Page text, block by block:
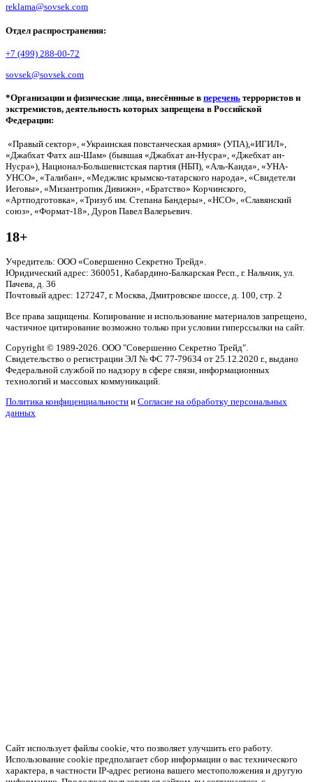
reklama@sovsek.com
Отдел распространения:
+7 (499) 288-00-72
sovsek@sovsek.com
*Организации и физические лица, внесённные в перечень террористов и
экстремистов, деятельность которых запрещена в Российской
Федерации:
«Правый сектор», «Украинская повстанческая армия» (УПА),«ИГИЛ»,
«Джабхат Фатх аш-Шам» (бывшая «Джабхат ан-Нусра», «Джебхат ан-
Нусра»), Национал-Большевистская партия (НБП), «Аль-Каида», «УНА-
УНСО», «Талибан», «Меджлис крымско-татарского народа», «Свидетели
Иеговы», «Мизантропик Дивижн», «Братство» Корчинского,
«Артподготовка», «Тризуб им. Степана Бандеры», «НСО», «Славянский
союз», «Формат-18», Дуров Павел Валерьевич.
18+
Учредитель: ООО «Совершенно Секретно Трейд».
Юридический адрес: 360051, Кабардино-Балкарская Респ., г. Нальчик, ул.
Пачева, д. 36
Почтовый адрес: 127247, г. Москва, Дмитровское шоссе, д. 100, стр. 2
Все права защищены. Копирование и использование материалов запрещено,
частичное цитирование возможно только при условии гиперссылки на сайт.
Copyright © 1989-2026. ООО "Совершенно Секретно Трейд".
Свидетельство о регистрации ЭЛ № ФС 77-79634 от 25.12.2020 г., выдано
Федеральной службой по надзору в сфере связи, информационных
технологий и массовых коммуникаций.
Политика конфиценциальности и Согласие на обработку персональных
данных
Сайт использует файлы cookie, что позволяет улучшить его работу.
Использование cookie предполагает сбор информации о вас технического
характера, в частности IP-адрес региона вашего местоположения и другую